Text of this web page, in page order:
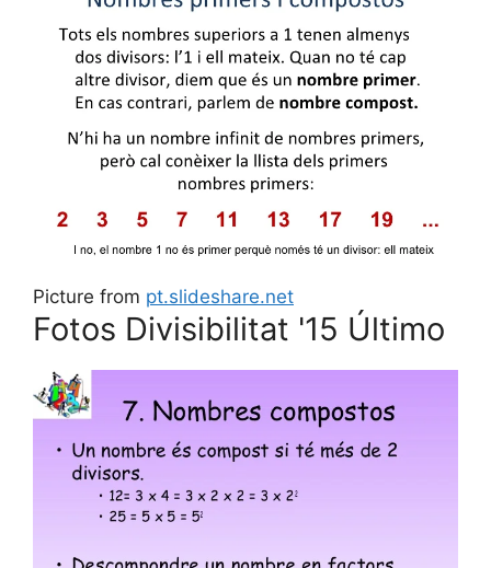
Picture from pt.slideshare.net
Fotos Divisibilitat '15 Último